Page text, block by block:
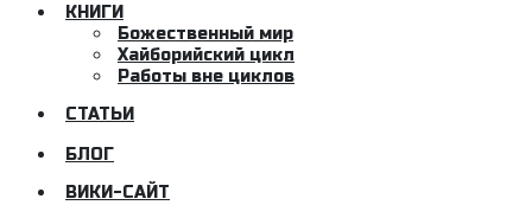
КНИГИ
Божественный мир
Хайборийский цикл
Работы вне циклов
СТАТЬИ
БЛОГ
ВИКИ-САЙТ